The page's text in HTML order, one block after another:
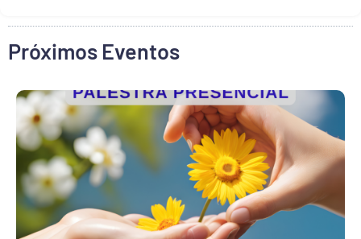
Próximos Eventos